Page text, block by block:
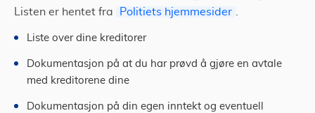
Listen er hentet fra
Politiets hjemmesider
Liste over dine kreditorer
Dokumentasjon på at du har prøvd å gjøre en avtale
med kreditorene dine
Dokumentasjon på din egen inntekt og eventuell